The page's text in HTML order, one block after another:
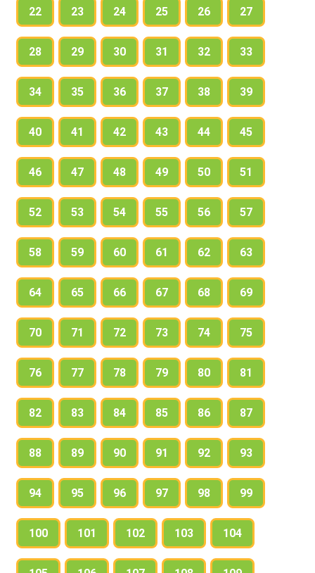
22 23 24 25 26 27
28 29 30 31 32 33
34 35 36 37 38 39
40 41 42 43 44 45
46 47 48 49 50 51
52 53 54 55 56 57
58 59 60 61 62 63
64 65 66 67 68 69
70 71 72 73 74 75
76 77 78 79 80 81
82 83 84 85 86 87
88 89 90 91 92 93
94 95 96 97 98 99
100 101 102 103 104